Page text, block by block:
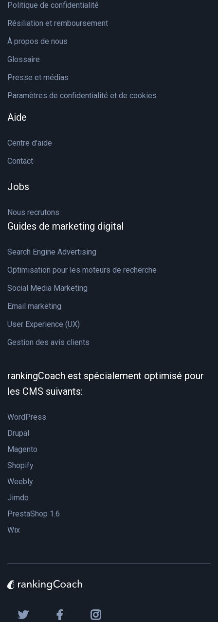
Politique de confidentialité
Résiliation et remboursement
À propos de nous
Glossaire
Presse et médias
Paramètres de confidentialité et de cookies
Aide
Centre d'aide
Contact
Jobs
Nous recrutons
Guides de marketing digital
Search Engine Advertising
Optimisation pour les moteurs de recherche
Social Media Marketing
Email marketing
User Experience (UX)
Gestion des avis clients
rankingCoach est spécialement optimisé pour
les CMS suivants:
WordPress
Drupal
Magento
Shopify
Weebly
Jimdo
PrestaShop 1.6
Wix